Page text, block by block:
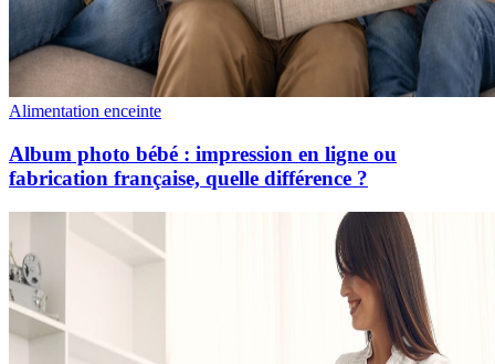
Alimentation enceinte
Album photo bébé : impression en ligne ou
fabrication française, quelle différence ?